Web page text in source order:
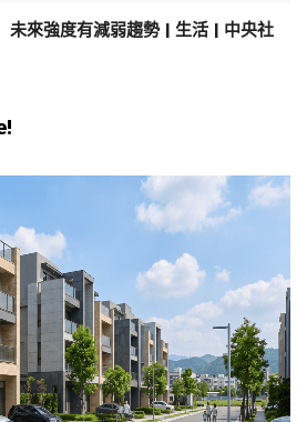
來強度有減弱趨勢 | 生活 | 中央社